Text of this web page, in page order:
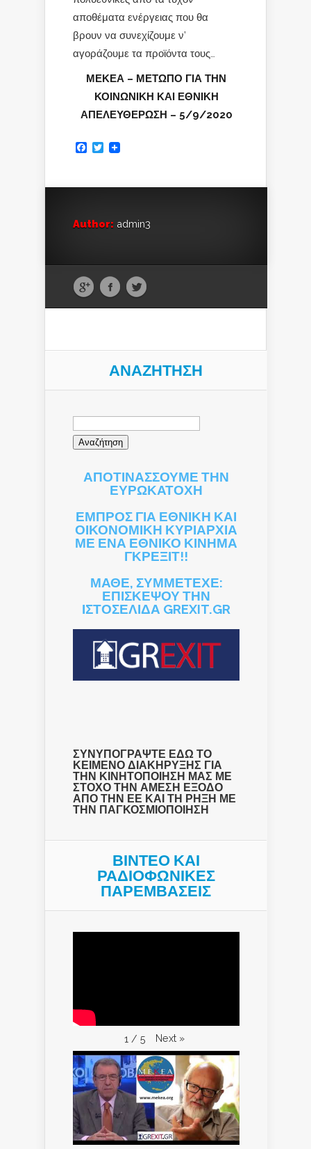
αποθέματα ενέργειας που θα
βρουν να συνεχίζουμε ν’
αγοράζουμε τα προϊόντα τους…
ΜΕΚΕΑ – ΜΕΤΩΠΟ ΓΙΑ ΤΗΝ
ΚΟΙΝΩΝΙΚΗ ΚΑΙ ΕΘΝΙΚΗ
ΑΠΕΛΕΥΘΕΡΩΣΗ – 5/9/2020
Facebook
Twitter
Author: admin3
ΑΝΑΖΉΤΗΣΗ
Αναζήτηση
ΑΠΟΤΙΝΑΣΣΟΥΜΕ ΤΗΝ
ΕΥΡΩΚΑΤΟΧΗ
ΕΜΠΡΟΣ ΓΙΑ ΕΘΝΙΚΗ ΚΑΙ
ΟΙΚΟΝΟΜΙΚΗ ΚΥΡΙΑΡΧΙΑ
ΜΕ ΕΝΑ ΕΘΝΙΚΟ ΚΙΝΗΜΑ
ΓΚΡΕΞΙΤ!!
ΜΑΘΕ, ΣΥΜΜΕΤΕΧΕ:
ΕΠΙΣΚΕΨΟΥ ΤΗΝ
ΙΣΤΟΣΕΛΙΔΑ GREXIT.GR
ΣΥΝΥΠΟΓΡΑΨΤΕ ΕΔΩ ΤΟ
ΚΕΙΜΕΝΟ ΔΙΑΚΗΡΥΞΗΣ ΓΙΑ
ΤΗΝ ΚΙΝΗΤΟΠΟΙΗΣΗ ΜΑΣ ΜΕ
ΣΤΟΧΟ ΤΗΝ ΑΜΕΣΗ ΕΞΟΔΟ
ΑΠΟ ΤΗΝ ΕΕ ΚΑΙ ΤΗ ΡΗΞΗ ΜΕ
ΤΗΝ ΠΑΓΚΟΣΜΙΟΠΟΙΗΣΗ
ΒΙΝΤΕΟ ΚΑΙ
ΡΑΔΙΟΦΩΝΙΚΕΣ
ΠΑΡΕΜΒΑΣΕΙΣ
1 / 5 Next »